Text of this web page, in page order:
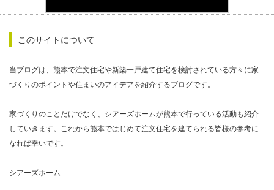
このサイトについて
当ブログは、熊本で注文住宅や新築一戸建て住宅を検討されている方々に家
づくりのポイントや住まいのアイデアを紹介するブログです。
家づくりのことだけでなく、シアーズホームが熊本で行っている活動も紹介
していきます。これから熊本ではじめて注文住宅を建てられる皆様の参考に
なれば幸いです。
シアーズホーム